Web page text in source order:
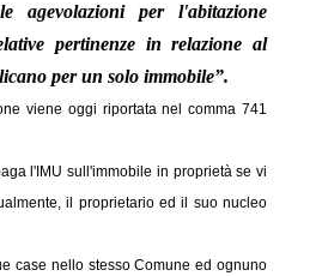
agevolazioni per l'abitazione
pertinenze in relazione al
per un solo immobile”.
viene oggi riportata nel comma 741
l'IMU sull'immobile in proprietà se vi
il proprietario ed il suo nucleo
case nello stesso Comune ed ognuno